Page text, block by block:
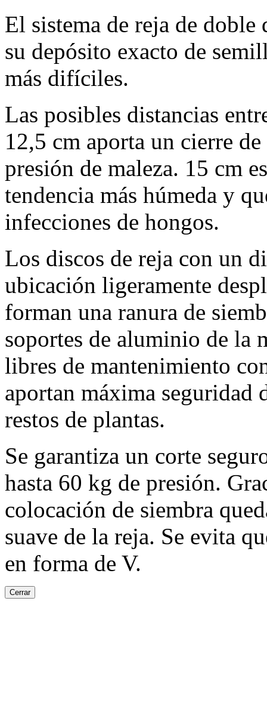
El sistema de reja de
su depósito exacto de
más difíciles.
Las posibles distancias
12,5 cm aporta un cierre
presión de maleza. 15 cm
tendencia más húmeda y
infecciones de hongos.
Los discos de reja con un
ubicación ligeramente
forman una ranura de
soportes de aluminio de la
libres de mantenimiento
aportan máxima seguridad
restos de plantas.
Se garantiza un corte
hasta 60 kg de presión.
colocación de siembra
suave de la reja. Se evita
en forma de V.
Cerrar